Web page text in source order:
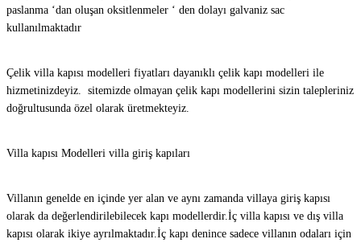
paslanma ‘dan oluşan oksitlenmeler ‘ den dolayı galvaniz sac
kullanılmaktadır
Çelik villa kapısı modelleri fiyatları dayanıklı çelik kapı modelleri ile
hizmetinizdeyiz. sitemizde olmayan çelik kapı modellerini sizin talepleriniz
doğrultusunda özel olarak üretmekteyiz.
Villa kapısı Modelleri villa giriş kapıları
Villanın genelde en içinde yer alan ve aynı zamanda villaya giriş kapısı
olarak da değerlendirilebilecek kapı modellerdir.İç villa kapısı ve dış villa
kapısı olarak ikiye ayrılmaktadır.İç kapı denince sadece villanın odaları için